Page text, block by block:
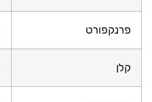
פרנקפורט
קלן